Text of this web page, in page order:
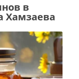
в
Хамзаева